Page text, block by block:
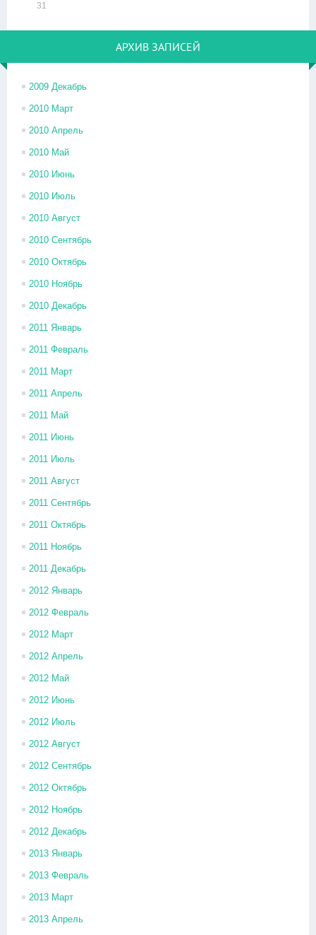
31
АРХИВ ЗАПИСЕЙ
2009 Декабрь
2010 Март
2010 Апрель
2010 Май
2010 Июнь
2010 Июль
2010 Август
2010 Сентябрь
2010 Октябрь
2010 Ноябрь
2010 Декабрь
2011 Январь
2011 Февраль
2011 Март
2011 Апрель
2011 Май
2011 Июнь
2011 Июль
2011 Август
2011 Сентябрь
2011 Октябрь
2011 Ноябрь
2011 Декабрь
2012 Январь
2012 Февраль
2012 Март
2012 Апрель
2012 Май
2012 Июнь
2012 Июль
2012 Август
2012 Сентябрь
2012 Октябрь
2012 Ноябрь
2012 Декабрь
2013 Январь
2013 Февраль
2013 Март
2013 Апрель